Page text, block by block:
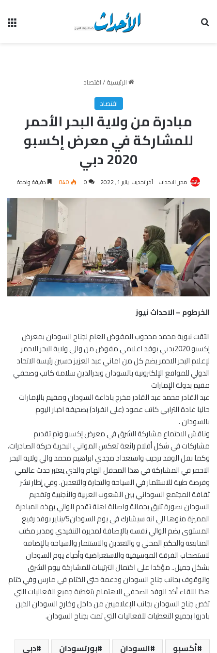
الرئيسية/اقتصاد
اقتصاد
مبادرة من ولاية البحر الأحمر
للمشاركة في معرض إكسبو
2020 دبي
محرر الاحداث آخر تحديث: يناير 1, 2022 0
840 دقيقة واحدة
الخرطوم – الاحداث نيوز
التقت نبوية محمد محجوب المفوض العام لجناح السودان بمعرض
إكسبو 2020بدبي بوفد اعلامي مفوض من والي ولاية البحر الاحمر
لإعلام البحر الاحمر يضم كل من اماني عبد العزيز حسين رئيسة الاتحاد
الدولي للمواقع الإلكترونية بالسودان وبدرالدين سلامة كاتب وصحفي
مقيم بدولة الإمارات
عبد القادر محمد عبد القادر مخرج باذاعة السودان ومقيم بالإمارات
حاليا غادة الترابي كاتب عمود (على انفراد) بصحيفة اخبار اليوم
بالسودان .
وناقش الاجتماع مشاركة الشرق في معرض إكسبو وتم تقديم
مشاركات في شكل أفلام رائعة تعكس المواني البحرية حركة الصادرات،
وكما نقل الوفد ترحيب واستعداد مجدي ابراهيم محمد والي ولاية البحر
الاحمر في المشاركة في هذا المحفل الهام والذي يعتبر حدث عالمي
وفرصة طيبة للاستثمار في السياحة والتجارة والتعدبن. وفي إطار نشر
ثقافة المجتمع السوداني بين الشعوب العربية والأجنبية وتقديم
السودان بصورة تليق بجمالة واصالة اهلة تقدم الوالي بهذه المبادرة
المميزة منوها الي انه سيشارك في يوم السودان5/يناير بوفد رفيع
المستوى يضم الوالي نفسه بالإضافة لمديره التنفيدي ومدير مكتب
المتابعة والحكم المحلي و والتعدبن والاستثمار والسياحة بالإضافة
لاستصحاب الفرقة الموسيقية والاستعراضية وأحياء يوم السودان
بشكل جميل.. مؤكدا على اكتمال الترتيبات للمشاركة بيوم الشرق
والوقوف بجانب جناح السودان ودعمة حتى الختام في مارس وفي ختام
هذا اللقاء أكد الوفد الصحفي الاهتمام بتغطية جميع الفعاليات التي
تخص جناح السودان بجانب الإعلاميين من داخل وخارج السودان الذين
بادروا بجميع التغطيات للفعاليات التي تمت بجناح السودان.
أكسبو السودان بورتسودان دبي